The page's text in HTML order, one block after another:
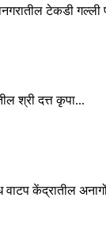
टेकडी गल्ली
श्री दत्त कृपा...
केंद्रातील